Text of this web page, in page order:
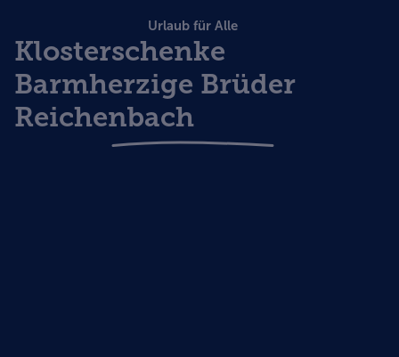
Urlaub für Alle
Klosterschenke
Barmherzige Brüder
Reichenbach